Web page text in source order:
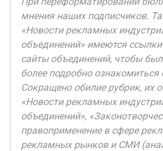
мнения наших подписчиков.
«Новости рекламных
объединений» имеются
сайты объединений, чтобы
более подробно ознакомиться
Сокращено обилие рубрик, их
«Новости рекламных
объединений»,
правоприменение в сфере
рекламных рынков и СМИ